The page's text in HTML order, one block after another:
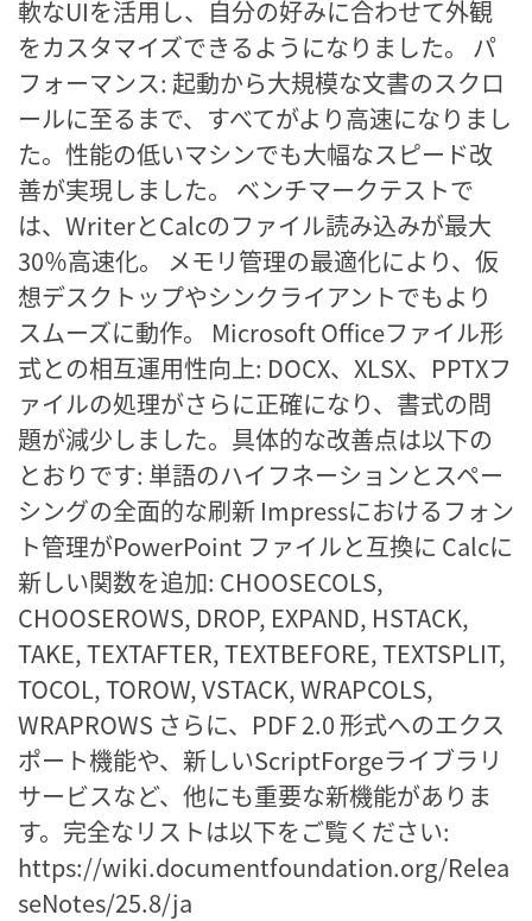
軟なUIを活用し、自分の好みに合わせて外観
をカスタマイズできるようになりました。 パ
フォーマンス: 起動から大規模な文書のスクロ
ールに至るまで、すべてがより高速になりまし
た。性能の低いマシンでも大幅なスピード改
善が実現しました。 ベンチマークテストで
は、WriterとCalcのファイル読み込みが最大
30％高速化。 メモリ管理の最適化により、仮
想デスクトップやシンクライアントでもより
スムーズに動作。 Microsoft Officeファイル形
式との相互運用性向上: DOCX、XLSX、PPTXフ
ァイルの処理がさらに正確になり、書式の問
題が減少しました。具体的な改善点は以下の
とおりです: 単語のハイフネーションとスペー
シングの全面的な刷新 Impressにおけるフォン
ト管理がPowerPoint ファイルと互換に Calcに
新しい関数を追加: CHOOSECOLS,
CHOOSEROWS, DROP, EXPAND, HSTACK,
TAKE, TEXTAFTER, TEXTBEFORE, TEXTSPLIT,
TOCOL, TOROW, VSTACK, WRAPCOLS,
WRAPROWS さらに、PDF 2.0 形式へのエクス
ポート機能や、新しいScriptForgeライブラリ
サービスなど、他にも重要な新機能がありま
す。完全なリストは以下をご覧ください:
https://wiki.documentfoundation.org/Relea
seNotes/25.8/ja